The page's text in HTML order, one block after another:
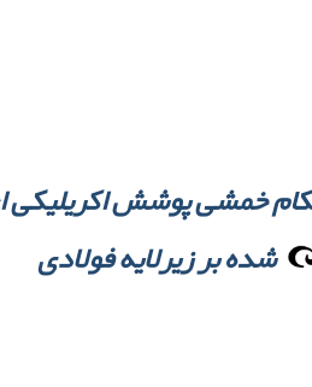
شده بر زیرلایه فولادی